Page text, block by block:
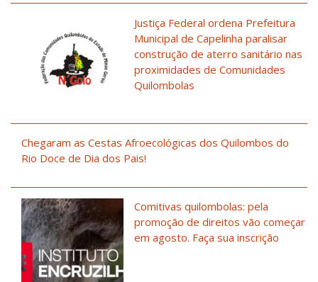
Justiça Federal ordena Prefeitura
Municipal de Capelinha paralisar
construção de aterro sanitário nas
proximidades de Comunidades
Quilombolas
Chegaram as Cestas Afroecológicas dos Quilombos do
Rio Doce de Dia dos Pais!
Comitivas quilombolas: pela
promoção de direitos vão começar
em agosto. Faça sua inscrição